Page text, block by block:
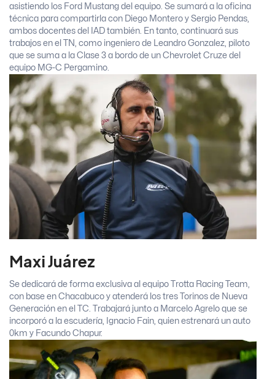
asistiendo los Ford Mustang del equipo. Se sumará a la oficina
técnica para compartirla con Diego Montero y Sergio Pendas,
ambos docentes del IAD también. En tanto, continuará sus
trabajos en el TN, como ingeniero de Leandro Gonzalez, piloto
que se suma a la Clase 3 a bordo de un Chevrolet Cruze del
equipo MG-C Pergamino.
Maxi Juárez
Se dedicará de forma exclusiva al equipo Trotta Racing Team,
con base en Chacabuco y atenderá los tres Torinos de Nueva
Generación en el TC. Trabajará junto a Marcelo Agrelo que se
incorporó a la escudería, Ignacio Fain, quien estrenará un auto
0km y Facundo Chapur.